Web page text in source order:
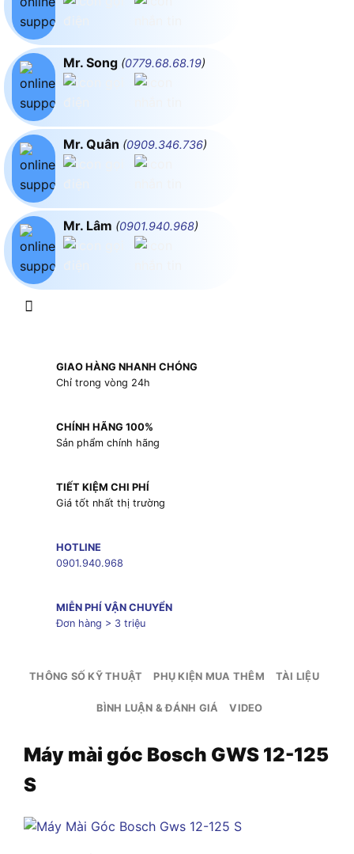
Mr. Song (0779.68.68.19)
Mr. Quân (0909.346.736)
Mr. Lâm (0901.940.968)
GIAO HÀNG NHANH CHÓNG
Chỉ trong vòng 24h
CHÍNH HÃNG 100%
Sản phẩm chính hãng
TIẾT KIỆM CHI PHÍ
Giá tốt nhất thị trường
HOTLINE
0901.940.968
MIỄN PHÍ VẬN CHUYỂN
Đơn hàng > 3 triệu
THÔNG SỐ KỸ THUẬT PHỤ KIỆN MUA THÊM TÀI LIỆU
BÌNH LUẬN & ĐÁNH GIÁ VIDEO
Máy mài góc Bosch GWS 12-125
S